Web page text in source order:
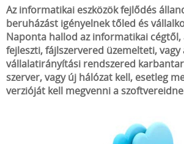
Az informatikai eszközök fejlődés
beruházást igényelnek tőled és
Naponta hallod az informatikai cégtől,
fejleszti, fájlszervered üzemelteti, vagy
vállalatirányítási rendszered
szerver, vagy új hálózat kell, esetleg
verzióját kell megvenni a